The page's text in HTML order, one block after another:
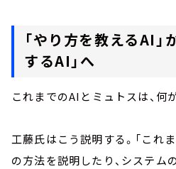
「やり方を教えるAI」
するAI」へ
これまでのAIとミュトスは、何
工藤氏はこう説明する。「これ
の方法を説明したり、システム